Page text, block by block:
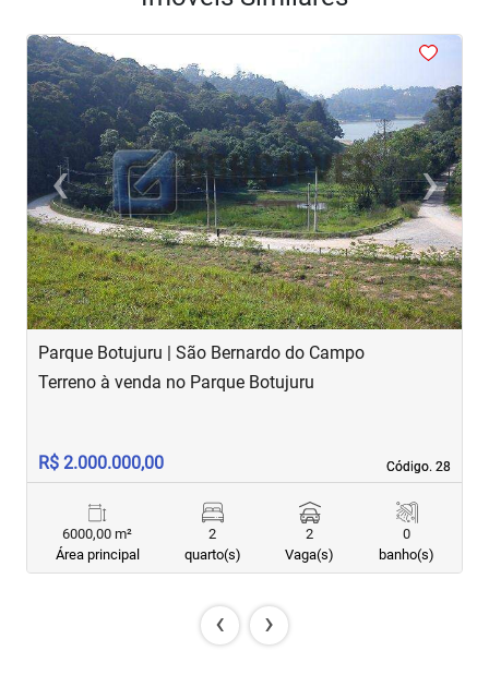
<<<<
‹Previous ›Next
Parque Botujuru | São Bernardo do Campo
Código. 28
Código. 28
Terreno à venda no Parque Botujuru
R$ 2.000.000,00
6000,00 m²
Área principal
2
quarto(s)
2
Vaga(s)
0
banho(s)
‹ ›